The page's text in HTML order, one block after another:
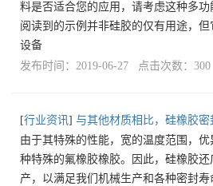
料是否适合您的应用，请考虑这种多
阅读到的示例并非硅胶的仅有用途
设备
发布时间：2019-06-27 点击次数：300
[行业资讯] 与其他材质相比，硅橡胶
由于其特殊的性能，宽的温度范围，
种特殊的氟橡胶橡胶。因此，硅橡胶
产，以满足我们机械生产和各种密封